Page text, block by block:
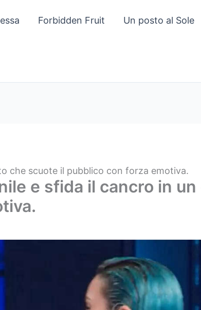
Forbidden Fruit Un posto al Sole
che scuote il pubblico con forza emotiva.
e sfida il cancro in